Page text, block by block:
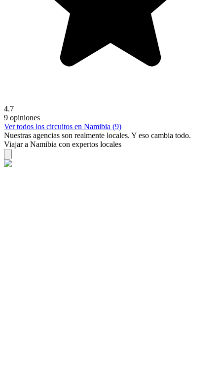
4.7
9 opiniones
Ver todos los circuitos en Namibia (9)
Nuestras agencias son realmente locales. Y eso cambia todo.
Viajar a Namibia con expertos locales